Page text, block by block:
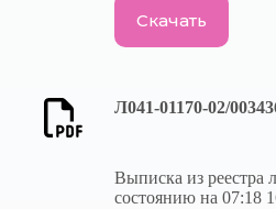
Скачать
Л041-01170-02/
Выписка из реестра
состоянию на 07:18